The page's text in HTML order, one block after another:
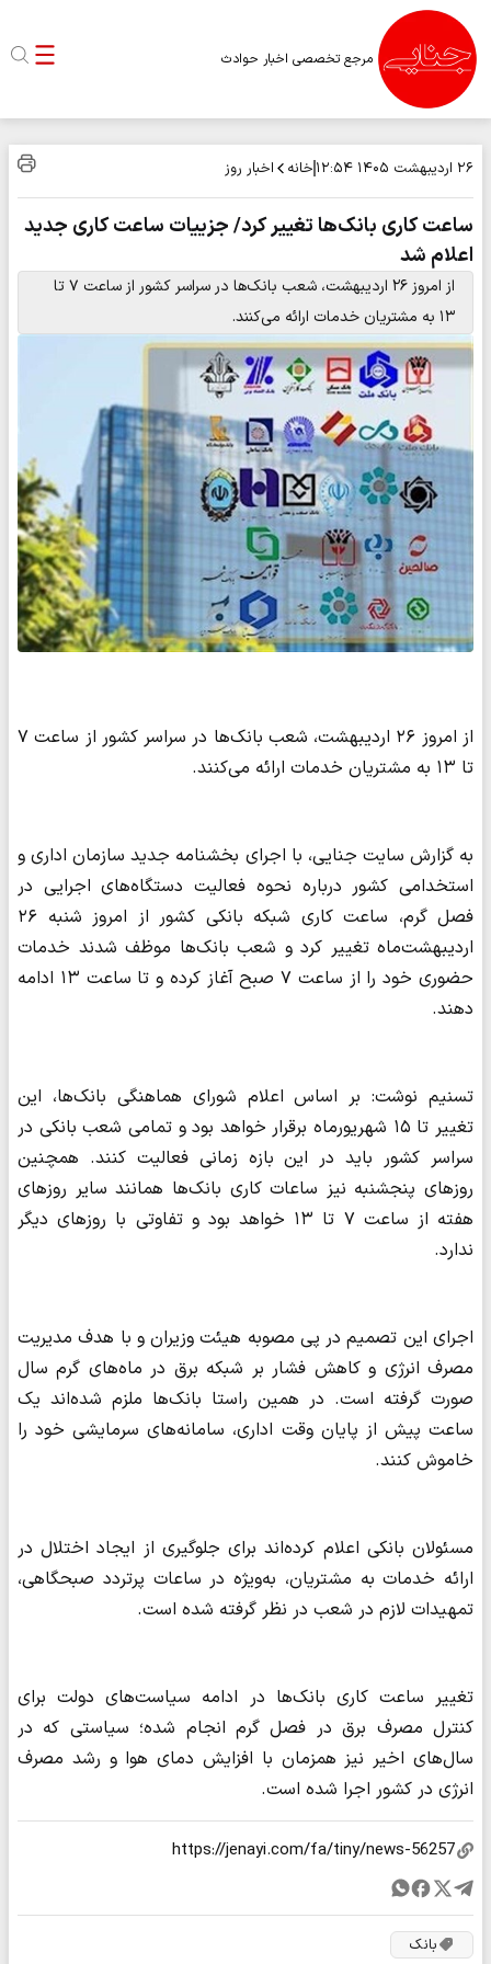
مرجع تخصصی اخبار حوادث
۲۶ اردیبهشت ۱۴۰۵ ۱۲:۵۴ خانه اخبار روز
ساعت کاری بانک‌ها تغییر کرد/ جزییات ساعت کاری جدید
اعلام شد
از امروز ۲۶ اردیبهشت، شعب بانک‌ها در سراسر کشور از ساعت ۷ تا
۱۳ به مشتریان خدمات ارائه می‌کنند.
از امروز ۲۶ اردیبهشت، شعب بانک‌ها در سراسر کشور از ساعت ۷
تا ۱۳ به مشتریان خدمات ارائه می‌کنند.
به گزارش سایت جنایی، با اجرای بخشنامه جدید سازمان اداری و
استخدامی کشور درباره نحوه فعالیت دستگاه‌های اجرایی در
فصل گرم، ساعت کاری شبکه بانکی کشور از امروز شنبه ۲۶
اردیبهشت‌ماه تغییر کرد و شعب بانک‌ها موظف شدند خدمات
حضوری خود را از ساعت ۷ صبح آغاز کرده و تا ساعت ۱۳ ادامه
دهند.
تسنیم نوشت: بر اساس اعلام شورای هماهنگی بانک‌ها، این
تغییر تا ۱۵ شهریورماه برقرار خواهد بود و تمامی شعب بانکی در
سراسر کشور باید در این بازه زمانی فعالیت کنند. همچنین
روزهای پنجشنبه نیز ساعات کاری بانک‌ها همانند سایر روزهای
هفته از ساعت ۷ تا ۱۳ خواهد بود و تفاوتی با روزهای دیگر
ندارد.
اجرای این تصمیم در پی مصوبه هیئت وزیران و با هدف مدیریت
مصرف انرژی و کاهش فشار بر شبکه برق در ماه‌های گرم سال
صورت گرفته است. در همین راستا بانک‌ها ملزم شده‌اند یک
ساعت پیش از پایان وقت اداری، سامانه‌های سرمایشی خود را
خاموش کنند.
مسئولان بانکی اعلام کرده‌اند برای جلوگیری از ایجاد اختلال در
ارائه خدمات به مشتریان، به‌ویژه در ساعات پرتردد صبحگاهی،
تمهیدات لازم در شعب در نظر گرفته شده است.
تغییر ساعت کاری بانک‌ها در ادامه سیاست‌های دولت برای
کنترل مصرف برق در فصل گرم انجام شده؛ سیاستی که در
سال‌های اخیر نیز همزمان با افزایش دمای هوا و رشد مصرف
انرژی در کشور اجرا شده است.
بانک